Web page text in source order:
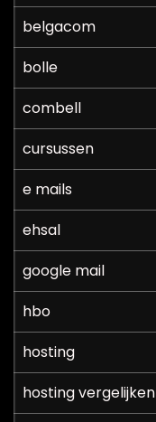
belgacom
bolle
combell
cursussen
e mails
ehsal
google mail
hbo
hosting
hosting vergelijken